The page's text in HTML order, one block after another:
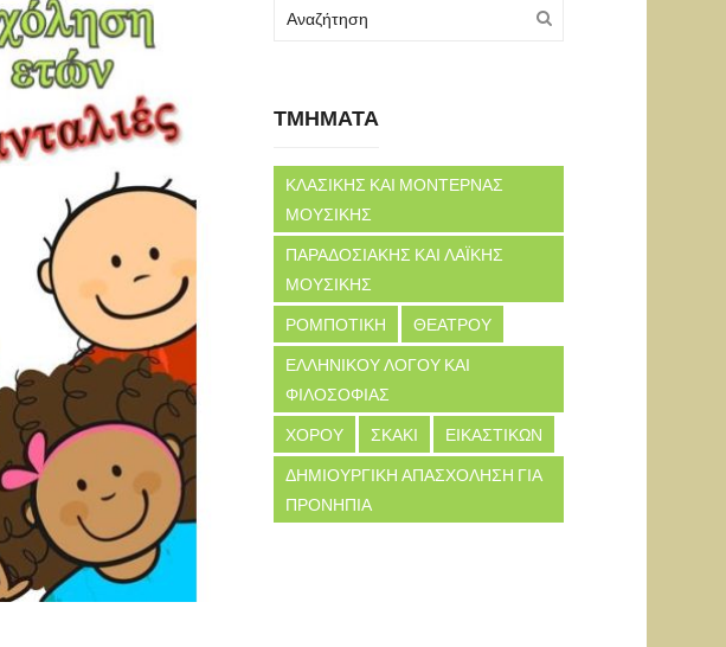
ΤΜΗΜΑΤΑ
ΚΛΑΣΙΚΗΣ ΚΑΙ ΜΟΝΤΕΡΝΑΣ
ΜΟΥΣΙΚΗΣ
ΠΑΡΑΔΟΣΙΑΚΗΣ ΚΑΙ ΛΑΪΚΗΣ
ΜΟΥΣΙΚΗΣ
ΡΟΜΠΟΤΙΚΗ
ΘΕΑΤΡΟΥ
ΕΛΛΗΝΙΚΟΥ ΛΟΓΟΥ ΚΑΙ
ΦΙΛΟΣΟΦΙΑΣ
ΧΟΡΟΥ
ΣΚΑΚΙ
ΕΙΚΑΣΤΙΚΩΝ
ΔΗΜΙΟΥΡΓΙΚΗ ΑΠΑΣΧΟΛΗΣΗ ΓΙΑ
ΠΡΟΝΗΠΙΑ